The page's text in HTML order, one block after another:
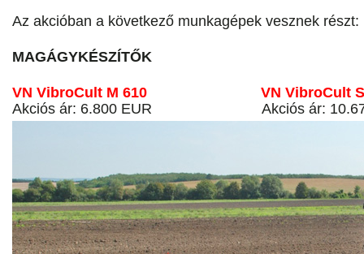
Az akcióban a következő munkagépek vesznek részt:
MAGÁGYKÉSZÍTŐK
VN VibroCult M 610 VN VibroCult S
Akciós ár: 6.800 EUR Akciós ár: